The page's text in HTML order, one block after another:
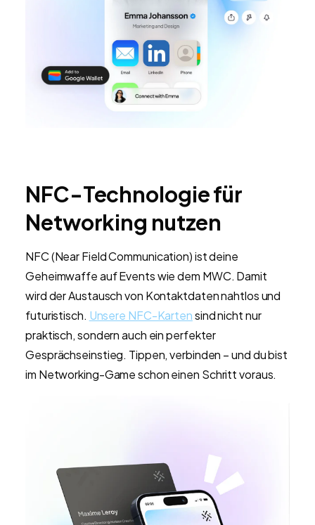
NFC-Technologie für
Networking nutzen
NFC (Near Field Communication) ist deine
Geheimwaffe auf Events wie dem MWC. Damit
wird der Austausch von Kontaktdaten nahtlos und
futuristisch. Unsere NFC-Kartensind nicht nur
praktisch, sondern auch ein perfekter
Gesprächseinstieg. Tippen, verbinden – und du bist
im Networking-Game schon einen Schritt voraus.